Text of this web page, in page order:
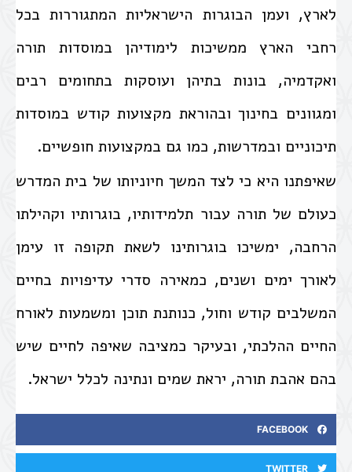
לארץ, ועמן הבוגרות הישראליות המתגוררות בכל
רחבי הארץ ממשיכות לימודיהן במוסדות תורה
ואקדמיה, בונות בתיהן ועוסקות בתחומים רבים
ומגוונים בחינוך ובהוראת מקצועות קודש במוסדות
תיכוניים ובמדרשות, כמו גם במקצועות חופשיים.
שאיפתנו היא כי לצד המשך חיוניותו של בית המדרש
כעולם של תורה עבור תלמידותיו, בוגרותיו וקהילתו
הרחבה, ימשיכו בוגרותינו לשאת תקופה זו עימן
לאורך ימים ושנים, כמאירה סדרי עדיפויות בחיים
המשלבים קודש וחול, כנותנת תוכן ומשמעות לאורח
החיים ההלכתי, ובעיקר כמציבה שאיפה לחיים שיש
בהם אהבת תורה, יראת שמים ונתינה לכלל ישראל.
FACEBOOK
TWITTER